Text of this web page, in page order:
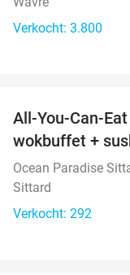
Verkocht: 3.800
All-You-Can-
wokbuffet +
Ocean Paradise
Sittard
Verkocht: 292